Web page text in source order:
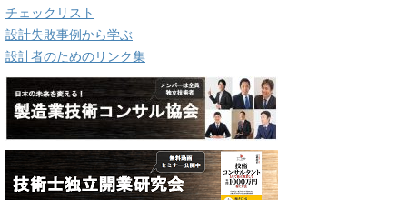
チェックリスト
設計失敗事例から学ぶ
設計者のためのリンク集